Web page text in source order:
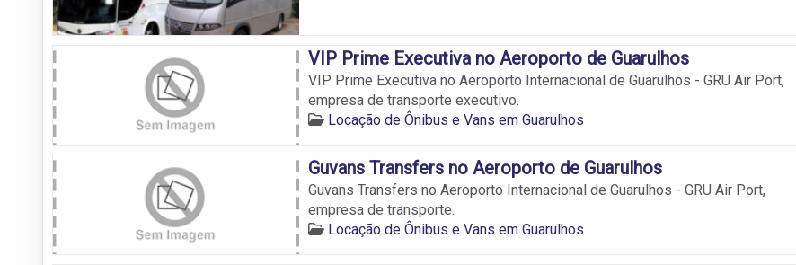
VIP Prime Executiva no Aeroporto de Guarulhos
VIP Prime Executiva no Aeroporto Internacional de Guarulhos - GRU Air Port,
empresa de transporte executivo.
Locação de Ônibus e Vans em Guarulhos
Guvans Transfers no Aeroporto de Guarulhos
Guvans Transfers no Aeroporto Internacional de Guarulhos - GRU Air Port,
empresa de transporte.
Locação de Ônibus e Vans em Guarulhos